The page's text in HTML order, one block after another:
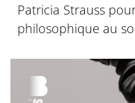
Patricia Strauss
philosophique au